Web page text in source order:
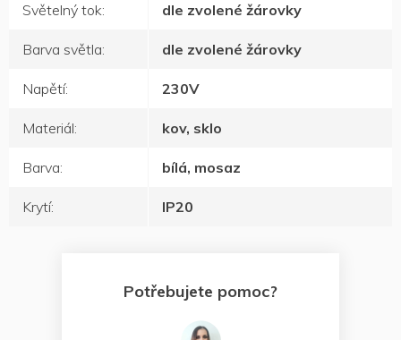
Světelný tok: dle zvolené žárovky
Barva světla: dle zvolené žárovky
Napětí: 230V
Materiál: kov, sklo
Barva: bílá, mosaz
Krytí: IP20
Potřebujete pomoc?